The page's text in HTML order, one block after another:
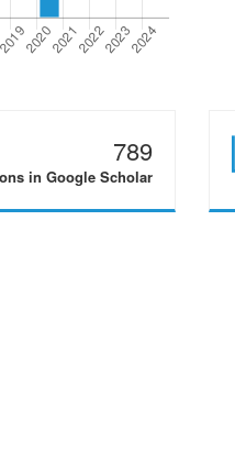
789
in Google Scholar